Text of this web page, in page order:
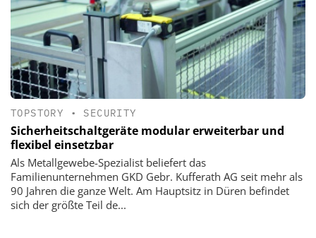
TOPSTORY • SECURITY
Sicherheitschaltgeräte modular erweiterbar und
flexibel einsetzbar
Als Metallgewebe-Spezialist beliefert das
Familienunternehmen GKD Gebr. Kufferath AG seit mehr als
90 Jahren die ganze Welt. Am Hauptsitz in Düren befindet
sich der größte Teil de...